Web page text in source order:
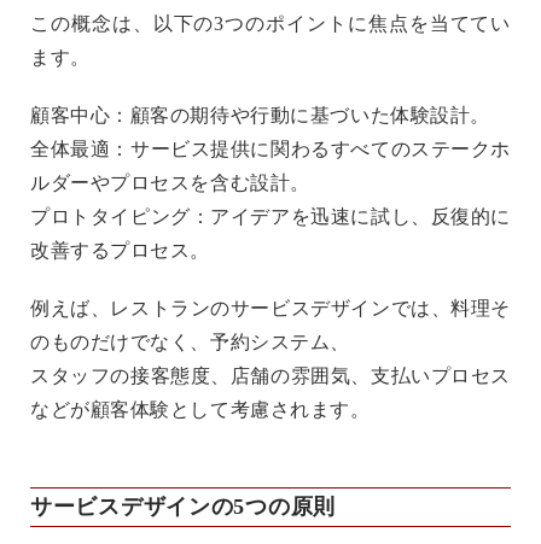
この概念は、以下の3つのポイントに焦点を当ててい
ます。
顧客中心 ：顧客の期待や行動に基づいた体験設計。
全体最適 ：サービス提供に関わるすべてのステークホ
ルダーやプロセスを含む設計。
プロトタイピング ：アイデアを迅速に試し、反復的に
改善するプロセス。
例えば、レストランのサービスデザインでは、料理そ
のものだけでなく、予約システム、
スタッフの接客態度、店舗の雰囲気、支払いプロセス
などが顧客体験として考慮されます。
サービスデザインの5つの原則